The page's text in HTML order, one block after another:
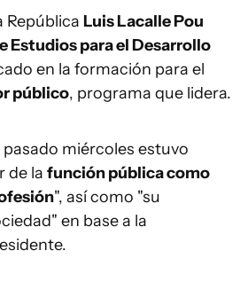
República Luis Lacalle Pou
Estudios para el Desarrollo
en la formación para el
público, programa que lidera.
miércoles estuvo
de la función pública como
", así como "su
en base a la